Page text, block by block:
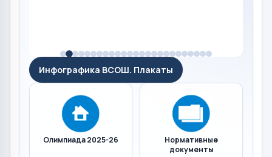
Инфографика ВСОШ. Плакаты
Олимпиада 2025-26
Нормативные
документы